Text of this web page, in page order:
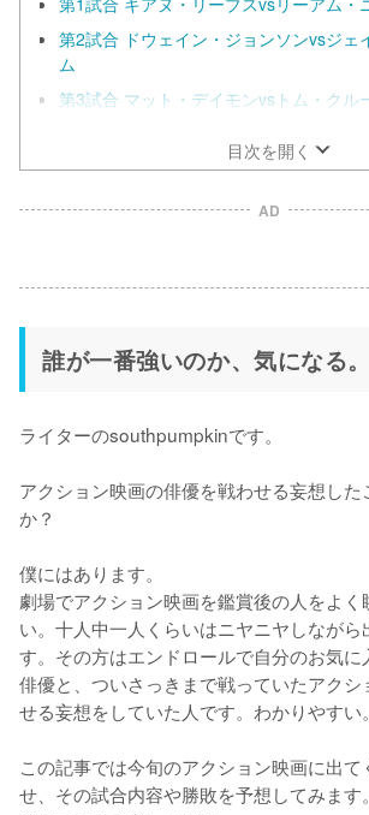
第2試合 ドウェイン・ジョンソンvsジェ
ム
第3試合 マット・デイモンvsトム・クル
目次を開く
AD
誰が一番強いのか、気になる。
ライターのsouthpumpkinです。
アクション映画の俳優を戦わせる妄想した
か？
僕にはあります。
劇場でアクション映画を鑑賞後の人をよく
い。十人中一人くらいはニヤニヤしながら
す。その方はエンドロールで自分のお気に
俳優と、ついさっきまで戦っていたアクシ
せる妄想をしていた人です。わかりやすい。
この記事では今旬のアクション映画に出て
せ、その試合内容や勝敗を予想してみます